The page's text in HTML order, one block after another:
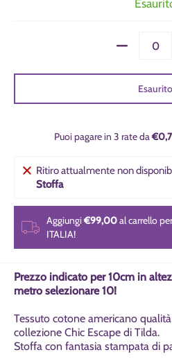
Esaurito
Puoi pagare in 3 rate da
Ritiro attualmente non
Stoffa
Aggiungi €99,00al carrello
ITALIA!
Prezzo indicato per 10cm in
metro selezionare 10!
Tessuto cotone americano
collezione Chic Escape di Tilda.
Stoffa con fantasia stampata di